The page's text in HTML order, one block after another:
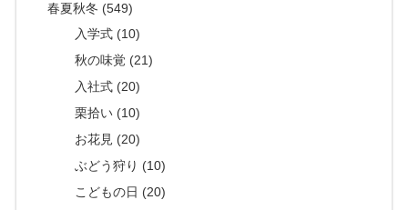
春夏秋冬 (549)
入学式 (10)
秋の味覚 (21)
入社式 (20)
栗拾い (10)
お花見 (20)
ぶどう狩り (10)
こどもの日 (20)